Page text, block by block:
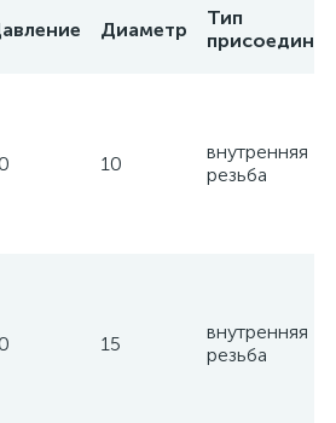
Диаметр
Тип
10
внутренняя
резьба
15
внутренняя
резьба